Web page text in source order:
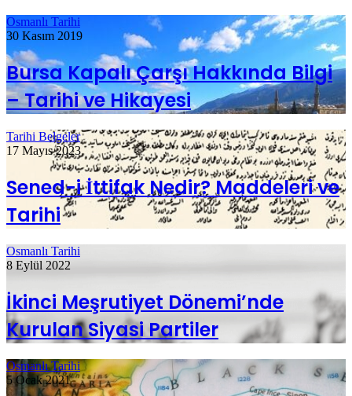
Osmanlı Tarihi
30 Kasım 2019
Bursa Kapalı Çarşı Hakkında Bilgi
– Tarihi ve Hikayesi
Tarihi Belgeler
17 Mayıs 2023
Sened-i İttifak Nedir? Maddeleri ve
Tarihi
Osmanlı Tarihi
8 Eylül 2022
İkinci Meşrutiyet Dönemi’nde
Kurulan Siyasi Partiler
Osmanlı Tarihi
5 Ocak 2021